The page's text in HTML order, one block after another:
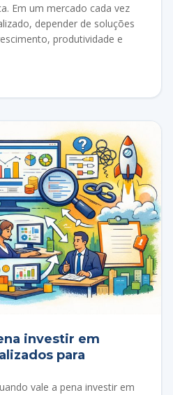
Em um mercado cada vez
depender de soluções
produtividade e
investir em
para
vale a pena investir em